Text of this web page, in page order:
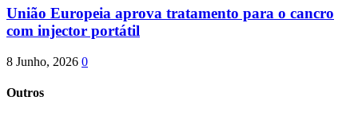
União Europeia aprova tratamento para o cancro
com injector portátil
8 Junho, 2026 0
Outros